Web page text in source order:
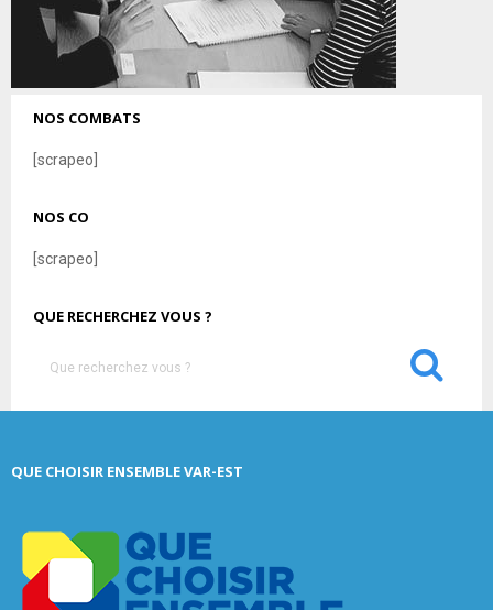
NOS COMBATS
[scrapeo]
NOS CO
[scrapeo]
QUE RECHERCHEZ VOUS ?
h
S
QUE CHOISIR ENSEMBLE VAR-EST